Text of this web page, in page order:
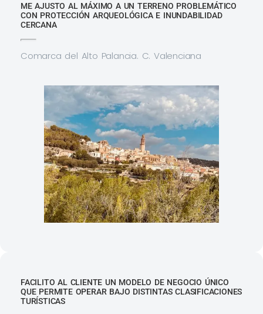
ME AJUSTO AL MÁXIMO A UN TERRENO PROBLEMÁTICO
CON PROTECCIÓN ARQUEOLÓGICA E INUNDABILIDAD
CERCANA
Comarca del Alto Palancia. C. Valenciana
FACILITO AL CLIENTE UN MODELO DE NEGOCIO ÚNICO
QUE PERMITE OPERAR BAJO DISTINTAS CLASIFICACIONES
TURÍSTICAS